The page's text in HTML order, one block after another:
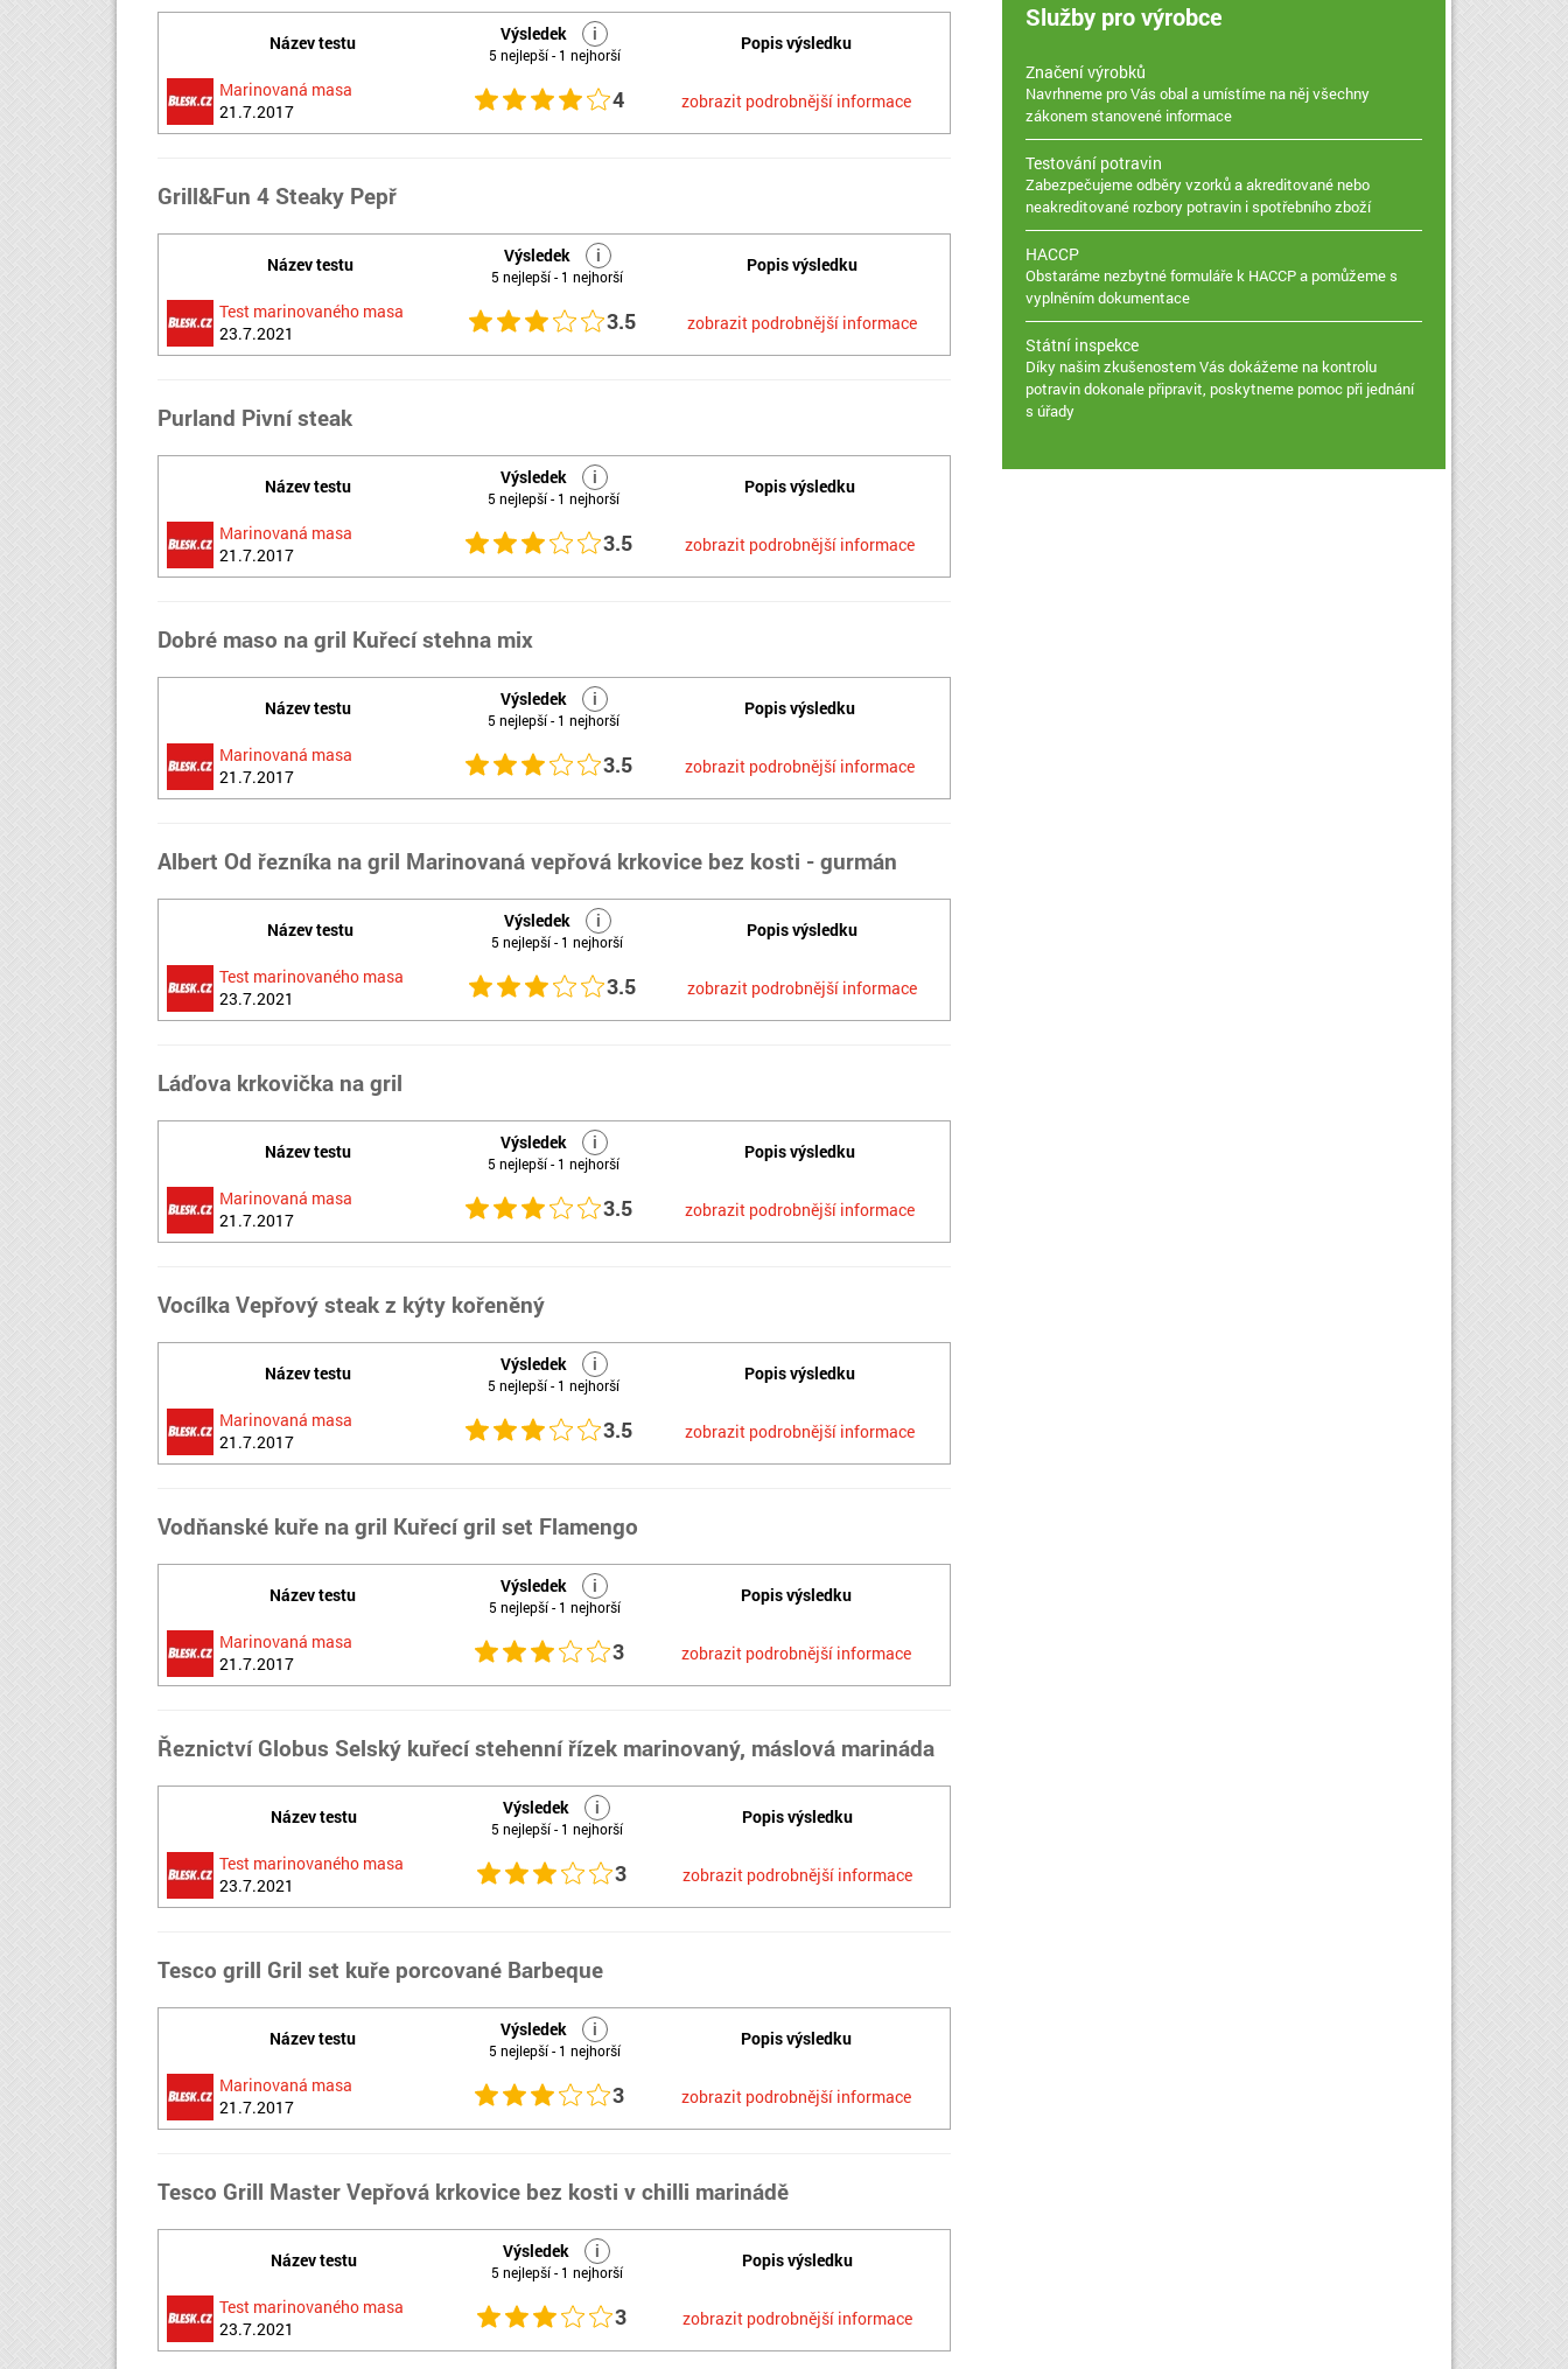
Název testu Výsledek i
5 nejlepší - 1 nejhorší
Popis výsledku
Marinovaná masa
21.7.2017
4 zobrazit podrobnější informace
Grill&Fun 4 Steaky Pepř
Název testu Výsledek i
5 nejlepší - 1 nejhorší
Popis výsledku
Test marinovaného masa
23.7.2021
3.5 zobrazit podrobnější informace
Purland Pivní steak
Název testu Výsledek i
5 nejlepší - 1 nejhorší
Popis výsledku
Marinovaná masa
21.7.2017
3.5 zobrazit podrobnější informace
Dobré maso na gril Kuřecí stehna mix
Název testu Výsledek i
5 nejlepší - 1 nejhorší
Popis výsledku
Marinovaná masa
21.7.2017
3.5 zobrazit podrobnější informace
Albert Od řezníka na gril Marinovaná vepřová krkovice bez kosti - gurmán
Název testu Výsledek i
5 nejlepší - 1 nejhorší
Popis výsledku
Test marinovaného masa
23.7.2021
3.5 zobrazit podrobnější informace
Láďova krkovička na gril
Název testu Výsledek i
5 nejlepší - 1 nejhorší
Popis výsledku
Marinovaná masa
21.7.2017
3.5 zobrazit podrobnější informace
Vocílka Vepřový steak z kýty kořeněný
Název testu Výsledek i
5 nejlepší - 1 nejhorší
Popis výsledku
Marinovaná masa
21.7.2017
3.5 zobrazit podrobnější informace
Vodňanské kuře na gril Kuřecí gril set Flamengo
Název testu Výsledek i
5 nejlepší - 1 nejhorší
Popis výsledku
Marinovaná masa
21.7.2017
3 zobrazit podrobnější informace
Řeznictví Globus Selský kuřecí stehenní řízek marinovaný, máslová marináda
Název testu Výsledek i
5 nejlepší - 1 nejhorší
Popis výsledku
Test marinovaného masa
23.7.2021
3 zobrazit podrobnější informace
Tesco grill Gril set kuře porcované Barbeque
Název testu Výsledek i
5 nejlepší - 1 nejhorší
Popis výsledku
Marinovaná masa
21.7.2017
3 zobrazit podrobnější informace
Tesco Grill Master Vepřová krkovice bez kosti v chilli marinádě
Název testu Výsledek i
5 nejlepší - 1 nejhorší
Popis výsledku
Test marinovaného masa
23.7.2021
3 zobrazit podrobnější informace
Služby pro výrobce
Značení výrobků
Navrhneme pro Vás obal a umístíme na něj všechny
zákonem stanovené informace
Testování potravin
Zabezpečujeme odběry vzorků a akreditované nebo
neakreditované rozbory potravin i spotřebního zboží
HACCP
Obstaráme nezbytné formuláře k HACCP a pomůžeme s
vyplněním dokumentace
Státní inspekce
Díky našim zkušenostem Vás dokážeme na kontrolu
potravin dokonale připravit, poskytneme pomoc při jednání
s úřady